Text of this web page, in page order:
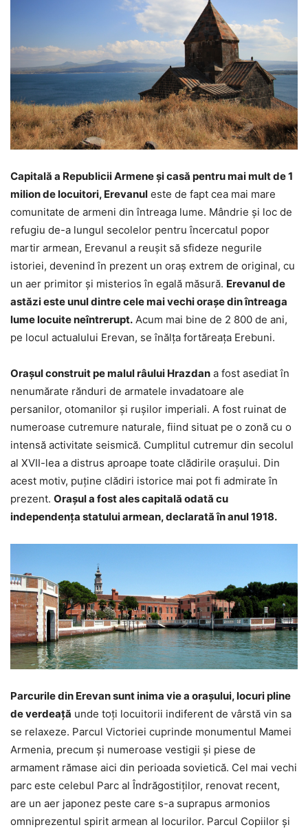
Capitală a Republicii Armene şi casă pentru mai mult de 1
milion de locuitori, Erevanul este de fapt cea mai mare
comunitate de armeni din întreaga lume. Mândrie şi loc de
refugiu de-a lungul secolelor pentru încercatul popor
martir armean, Erevanul a reuşit să sfideze negurile
istoriei, devenind în prezent un oraş extrem de original, cu
un aer primitor şi misterios în egală măsură. Erevanul de
astăzi este unul dintre cele mai vechi oraşe din întreaga
lume locuite neîntrerupt. Acum mai bine de 2 800 de ani,
pe locul actualului Erevan, se înălța fortăreaţa Erebuni.
Orașul construit pe malul râului Hrazdan a fost asediat în
nenumărate rănduri de armatele invadatoare ale
persanilor, otomanilor şi ruşilor imperiali. A fost ruinat de
numeroase cutremure naturale, fiind situat pe o zonă cu o
intensă activitate seismică. Cumplitul cutremur din secolul
al XVII-lea a distrus aproape toate clădirile oraşului. Din
acest motiv, puţine clădiri istorice mai pot fi admirate în
prezent. Oraşul a fost ales capitală odată cu
independenţa statului armean, declarată în anul 1918.
Parcurile din Erevan sunt inima vie a oraşului, locuri pline
de verdeaţă unde toţi locuitorii indiferent de vârstă vin sa
se relaxeze. Parcul Victoriei cuprinde monumentul Mamei
Armenia, precum şi numeroase vestigii şi piese de
armament rămase aici din perioada sovietică. Cel mai vechi
parc este celebul Parc al Îndrăgostiţilor, renovat recent,
are un aer japonez peste care s-a suprapus armonios
omniprezentul spirit armean al locurilor. Parcul Copiilor şi